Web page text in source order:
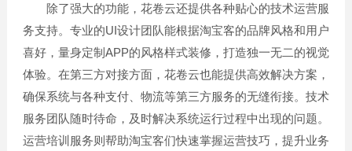
除了强大的功能，花卷云还提供各种贴心的技术运营服
务支持。专业的UI设计团队能根据淘宝客的品牌风格和用户
喜好，量身定制APP的风格样式装修，打造独一无二的视觉
体验。在第三方对接方面，花卷云也能提供高效解决方案，
确保系统与各种支付、物流等第三方服务的无缝衔接。技术
服务团队随时待命，及时解决系统运行过程中出现的问题。
运营培训服务则帮助淘宝客们快速掌握运营技巧，提升业务